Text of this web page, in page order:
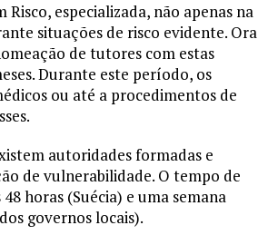
especializada, não apenas na
situações de risco evidente. Ora
de tutores com estas
Durante este período, os
ou até a procedimentos de
autoridades formadas e
de vulnerabilidade. O tempo de
horas (Suécia) e uma semana
governos locais).